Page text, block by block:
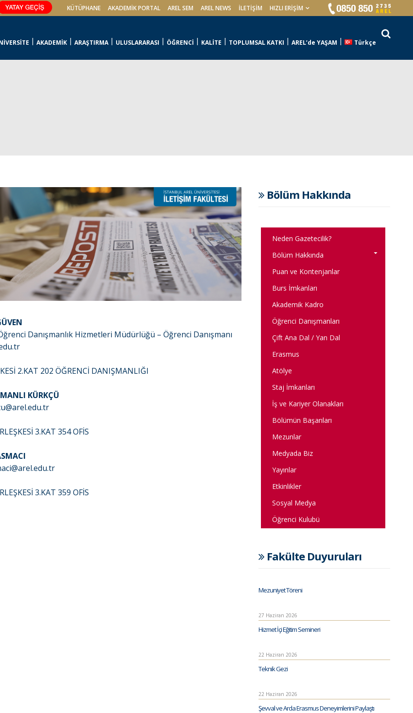
KÜTÜPHANE AKADEMİK PORTAL AREL SEM AREL NEWS İLETIŞIM HIZLI ERİŞİM
AKADEMİK ARAŞTIRMA ULUSLARARASI ÖĞRENCİ KALİTE TOPLUMSAL KATKI AREL’de YAŞAM Türkçe
Danışmanlık Hizmetleri Müdürlüğü – Öğrenci Danışmanı
2.KAT 202 ÖĞRENCİ DANIŞMANLIĞI
KÜRKÇÜ
3.KAT 354 OFİS
3.KAT 359 OFİS
Bölüm Hakkında
Neden Gazetecilik?
Bölüm Hakkında
Puan ve Kontenjanlar
Burs İmkanları
Akademik Kadro
Öğrenci Danışmanları
Çift Ana Dal / Yan Dal
Erasmus
Atölye
Staj İmkanları
İş ve Kariyer Olanakları
Bölümün Başarıları
Mezunlar
Medyada Biz
Yayınlar
Etkinlikler
Sosyal Medya
Öğrenci Kulubü
Fakülte Duyuruları
Mezuniyet Töreni
27 Haziran 2026
Hizmet İçi Eğitim Semineri
22 Haziran 2026
Teknik Gezi
22 Haziran 2026
Şevval ve Arda Erasmus Deneyimlerini Paylaştı